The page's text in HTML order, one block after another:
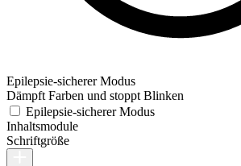
Epilepsie-sicherer Modus
Dämpft Farben und stoppt Blinken
Epilepsie-sicherer Modus
Inhaltsmodule
Schriftgröße